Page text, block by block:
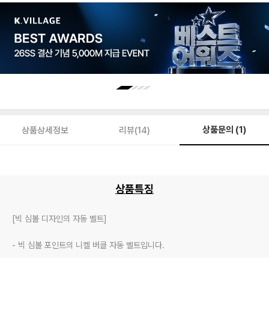
상품상세정보 리뷰(14) 상품문의 (1)
상품특징
[빅 심볼 디자인의 자동 벨트]
- 빅 심볼 포인트의 니켈 버클 자동 벨트입니다.